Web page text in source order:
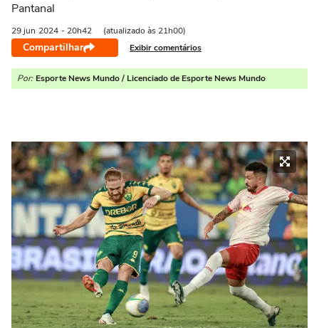
Pantanal
29 jun 2024 - 20h42 (atualizado às 21h00)
Compartilhar Exibir comentários
Por: Esporte News Mundo / Licenciado de Esporte News Mundo